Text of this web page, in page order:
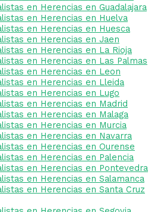
en Herencias en Guadalajara
en Herencias en Huelva
en Herencias en Huesca
en Herencias en Jaen
en Herencias en La Rioja
en Herencias en Las Palmas
en Herencias en Leon
en Herencias en Lleida
en Herencias en Lugo
en Herencias en Madrid
en Herencias en Malaga
en Herencias en Murcia
en Herencias en Navarra
en Herencias en Ourense
en Herencias en Palencia
en Herencias en Pontevedra
en Herencias en Salamanca
en Herencias en Santa Cruz